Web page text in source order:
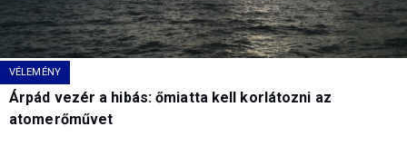
VÉLEMÉNY
Árpád vezér a hibás: őmiatta kell korlátozni az
atomerőművet